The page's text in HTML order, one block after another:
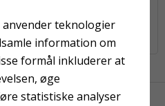
Fladpensel 18 mm
orange
teknologier
information om
formål inkluderer at
øge
statistiske analyser